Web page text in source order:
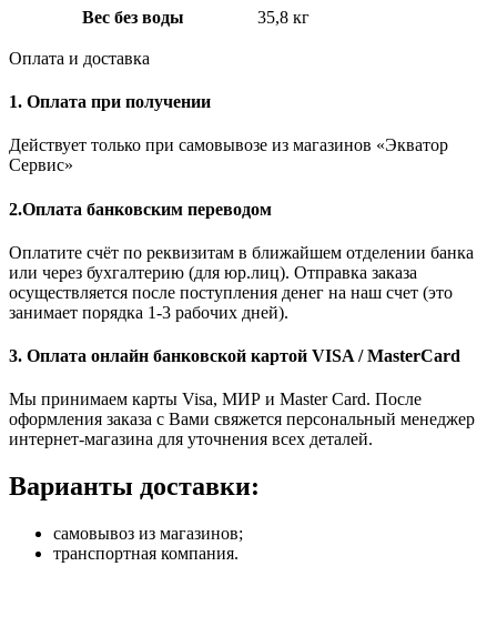
Вес без воды 35,8 кг
Оплата и доставка
1. Оплата при получении
Действует только при самовывозе из магазинов «Экватор
Сервис»
2.Оплата банковским переводом
Оплатите счёт по реквизитам в ближайшем отделении банка
или через бухгалтерию (для юр.лиц). Отправка заказа
осуществляется после поступления денег на наш счет (это
занимает порядка 1-3 рабочих дней).
3. Оплата онлайн банковской картой VISA / MasterCard
Мы принимаем карты Visa, МИР и Master Card. После
оформления заказа с Вами свяжется персональный менеджер
интернет-магазина для уточнения всех деталей.
Варианты доставки:
самовывоз из магазинов;
транспортная компания.